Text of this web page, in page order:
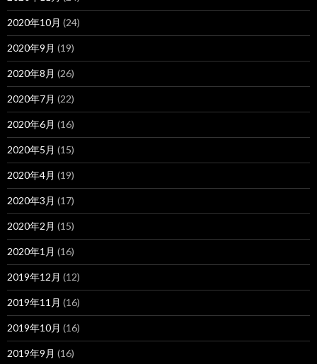
2020年10月 (24)
2020年9月 (19)
2020年8月 (26)
2020年7月 (22)
2020年6月 (16)
2020年5月 (15)
2020年4月 (19)
2020年3月 (17)
2020年2月 (15)
2020年1月 (16)
2019年12月 (12)
2019年11月 (16)
2019年10月 (16)
2019年9月 (16)